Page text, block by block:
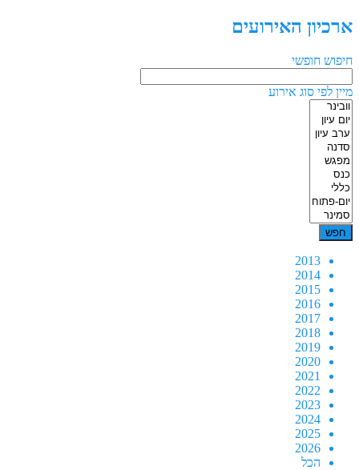
ארכיון האירועים
חיפוש חופשי
מיין לפי סוג אירוע
2013
2014
2015
2016
2017
2018
2019
2020
2021
2022
2023
2024
2025
2026
הכל